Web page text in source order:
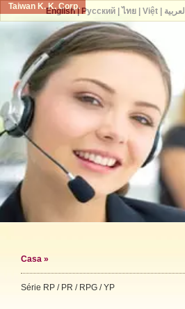
Taiwan K. K. Corp.
Casa »
Série RP / PR / RPG / YP
English| Русский| ไทย| Việt| العربية